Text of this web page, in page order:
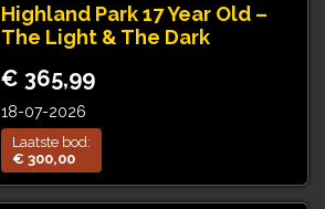
Highland Park 17 Year Old –
The Light & The Dark
€ 365,99
18-07-2026
Laatste bod:
€ 300,00